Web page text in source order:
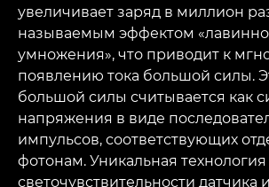
увеличивает заряд в миллион
называемым эффектом
умножения», что приводит к
появлению тока большой силы.
большой силы считывается как
напряжения в виде
импульсов, соответствующих
фотонам. Уникальная технология
светочувствительности датчика